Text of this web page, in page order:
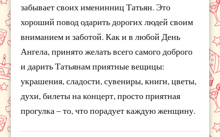
забывает своих именинниц Татьян. Это
хороший повод одарить дорогих людей своим
вниманием и заботой. Как и в любой День
Ангела, принято желать всего самого доброго
и дарить Татьянам приятные вещицы:
украшения, сладости, сувениры, книги, цветы,
духи, билеты на концерт, просто приятная
прогулка – то, что порадует каждую женщину.